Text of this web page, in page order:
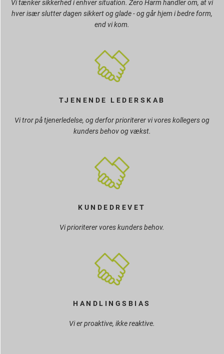
Vi tænker sikkerhed i enhver situation. Zero Harm handler om, at vi
hver især slutter dagen sikkert og glade - og går hjem i bedre form,
end vi kom.
TJENENDE LEDERSKAB
Vi tror på tjenerledelse, og derfor prioriterer vi vores kollegers og
kunders behov og vækst.
KUNDEDREVET
Vi prioriterer vores kunders behov.
HANDLINGSBIAS
Vi er proaktive, ikke reaktive.